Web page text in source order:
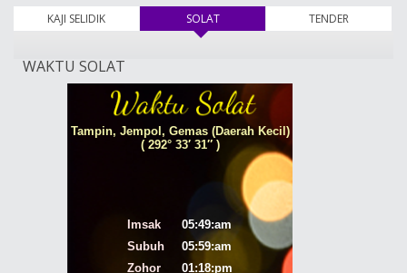
KAJI SELIDIK SOLAT(tab aktif) TENDER
WAKTU SOLAT